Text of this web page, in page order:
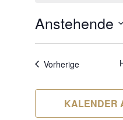
Anstehende
Datum
wählen.
Vorherige
KALENDER